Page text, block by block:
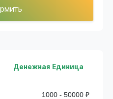
Денежная Единица
1000 - 50000 ₽